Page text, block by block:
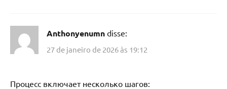
Anthonyenumn disse:
27 de janeiro de 2026 às 19:12
Процесс включает несколько шагов: